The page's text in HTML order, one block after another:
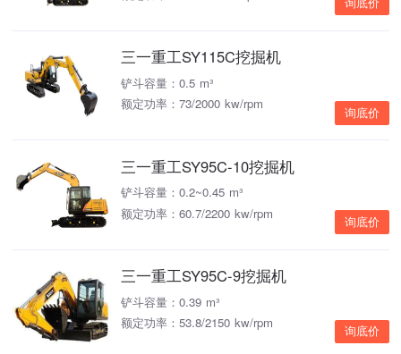
询底价
三一重工SY115C挖掘机
铲斗容量：0.5 m³
额定功率：73/2000 kw/rpm
询底价
三一重工SY95C-10挖掘机
铲斗容量：0.2~0.45 m³
额定功率：60.7/2200 kw/rpm
询底价
三一重工SY95C-9挖掘机
铲斗容量：0.39 m³
额定功率：53.8/2150 kw/rpm
询底价